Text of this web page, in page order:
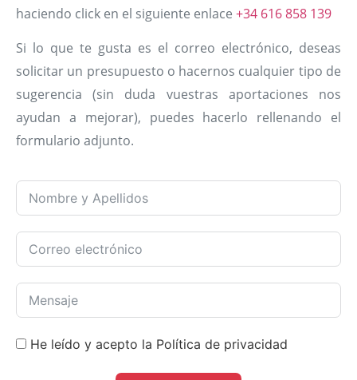
haciendo click en el siguiente enlace +34 616 858 139
Si lo que te gusta es el correo electrónico, deseas
solicitar un presupuesto o hacernos cualquier tipo de
sugerencia (sin duda vuestras aportaciones nos
ayudan a mejorar), puedes hacerlo rellenando el
formulario adjunto.
He leído y acepto la Política de privacidad